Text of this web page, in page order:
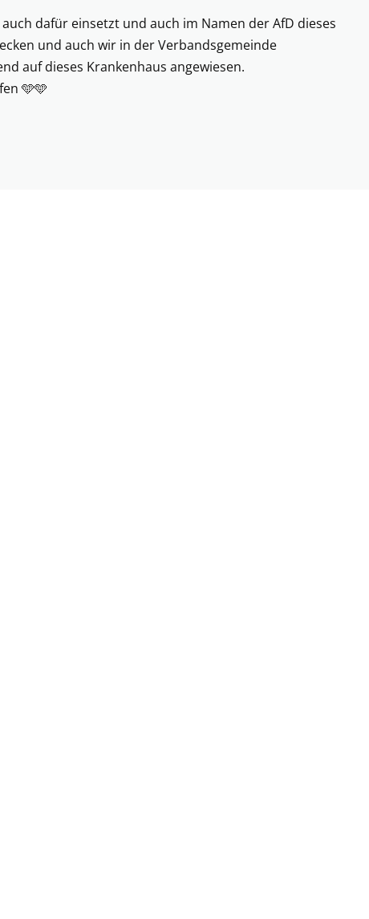
dafür einsetzt und auch im Namen der AfD dieses
und auch wir in der Verbandsgemeinde
auf dieses Krankenhaus angewiesen.
🩵🩵